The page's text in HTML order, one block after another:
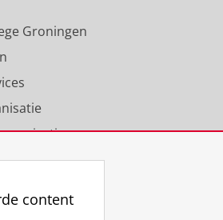
Groningen
content